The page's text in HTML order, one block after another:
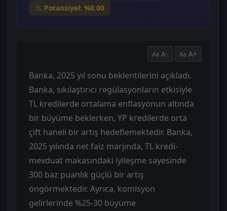
Potansiyel: %0.00
A- A+
Banka, 2025 yıl sonu beklentilerini açıkladı.
Banka, sıkılaştırıcı regülasyonların etkisiyle
TL kredilerde ortalama enflasyonun altında
bir büyüme beklerken, YP kredilerde orta
çift haneli bir artış hedeflemektedir. Banka,
2025 yılında net faiz marjında, TL kredi-
mevduat makasındaki iyileşme sayesinde
300 baz puanlık güçlü bir artış
öngörmektedir. Ayrıca, komisyon
gelirlerinde %25-30 büyüme